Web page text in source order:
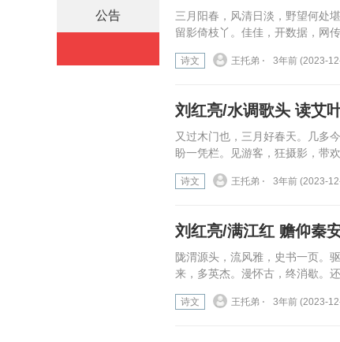
三月阳春，风清日淡，野望何处
留影倚枝丫。佳佳，开数据，网
诗文 王托弟 ⋅ 3年前 (2023-
刘红亮/水调歌头 读艾
又过木门也，三月好春天。几多
盼一凭栏。见游客，狂摄影，带
诗文 王托弟 ⋅ 3年前 (2023-
刘红亮/满江红 赡仰秦
陇渭源头，流风雅，史书一页。
来，多英杰。漫怀古，终消歇。
诗文 王托弟 ⋅ 3年前 (2023-
公告